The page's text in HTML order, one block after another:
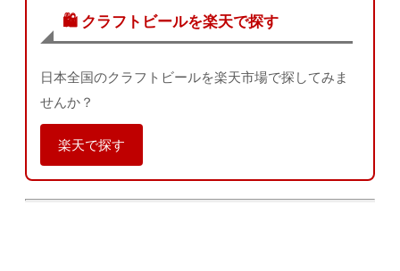
🛍️ クラフトビールを楽天で探す
日本全国のクラフトビールを楽天市場で探してみま
せんか？
楽天で探す